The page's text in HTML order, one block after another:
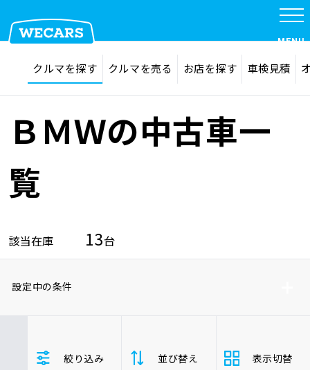
在庫検索 サイト内検索
MENU
クルマを探す
クルマを探す クルマを売る お店を探す 車検見積
ＢＭＷの中古車一
覧
該当在庫 13台
設定中の条件
絞り込み
並び替え 表示切替